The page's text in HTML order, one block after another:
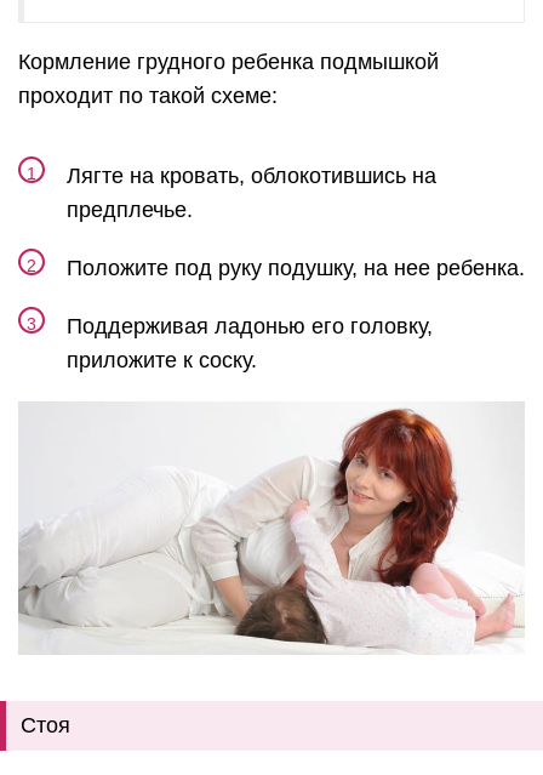
Кормление грудного ребенка подмышкой
проходит по такой схеме:
Лягте на кровать, облокотившись на
предплечье.
Положите под руку подушку, на нее ребенка.
Поддерживая ладонью его головку,
приложите к соску.
Стоя